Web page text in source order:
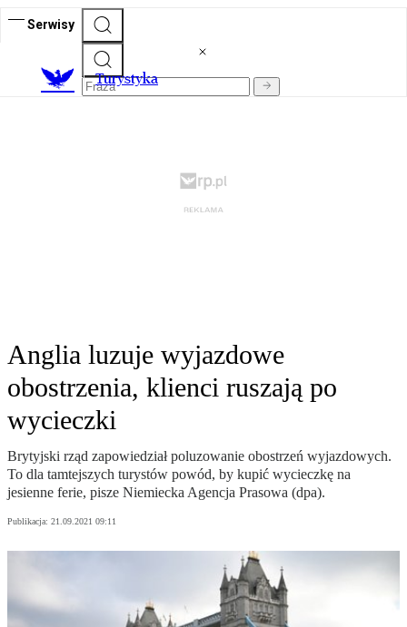
Serwisy
Turystyka
Anglia luzuje wyjazdowe
obostrzenia, klienci ruszają po
wycieczki
Brytyjski rząd zapowiedział poluzowanie obostrzeń wyjazdowych.
To dla tamtejszych turystów powód, by kupić wycieczkę na
jesienne ferie, pisze Niemiecka Agencja Prasowa (dpa).
Publikacja: 21.09.2021 09:11